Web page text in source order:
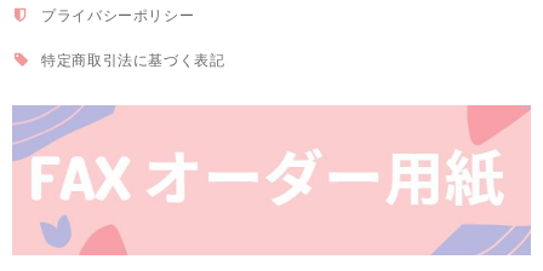
プライバシーポリシー
特定商取引法に基づく表記